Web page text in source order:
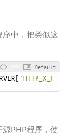
序中，把类似这
Default
'HTTP_X_F
PHP程序，使